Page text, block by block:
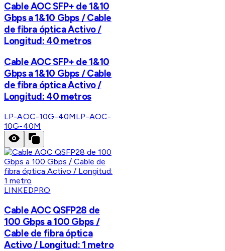
Cable AOC SFP+ de 1&10
Gbps a 1&10 Gbps / Cable
de fibra óptica Activo /
Longitud: 40 metros
Cable AOC SFP+ de 1&10
Gbps a 1&10 Gbps / Cable
de fibra óptica Activo /
Longitud: 40 metros
LP-AOC-10G-40MLP-AOC-
10G-40M
LINKEDPRO
Cable AOC QSFP28 de
100 Gbps a 100 Gbps /
Cable de fibra óptica
Activo / Longitud: 1 metro